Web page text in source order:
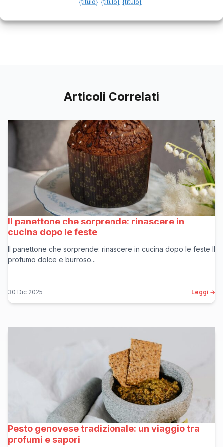
{título} {título} {título}
Articoli Correlati
Il panettone che sorprende: rinascere in
cucina dopo le feste
Il panettone che sorprende: rinascere in cucina dopo le feste Il
profumo dolce e burroso...
30 Dic 2025 Leggi →
Pesto genovese tradizionale: un viaggio tra
profumi e sapori